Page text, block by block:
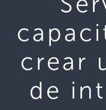
crear
de